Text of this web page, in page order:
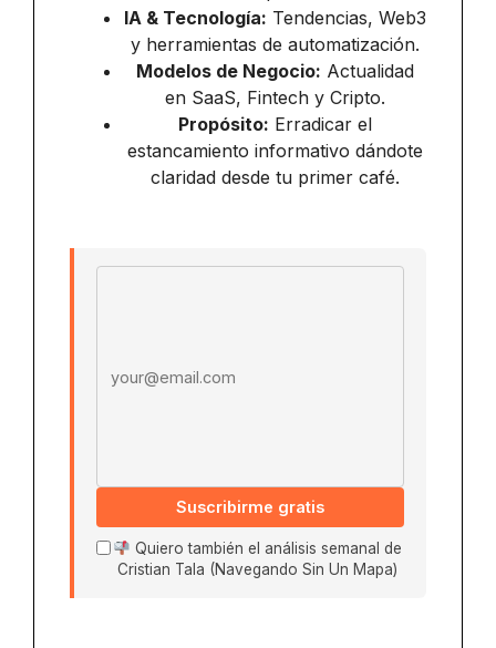
IA & Tecnología: Tendencias, Web3
y herramientas de automatización.
Modelos de Negocio: Actualidad
en SaaS, Fintech y Cripto.
Propósito: Erradicar el
estancamiento informativo dándote
claridad desde tu primer café.
Suscribirme gratis
Quiero también el análisis semanal de
Cristian Tala (Navegando Sin Un Mapa)